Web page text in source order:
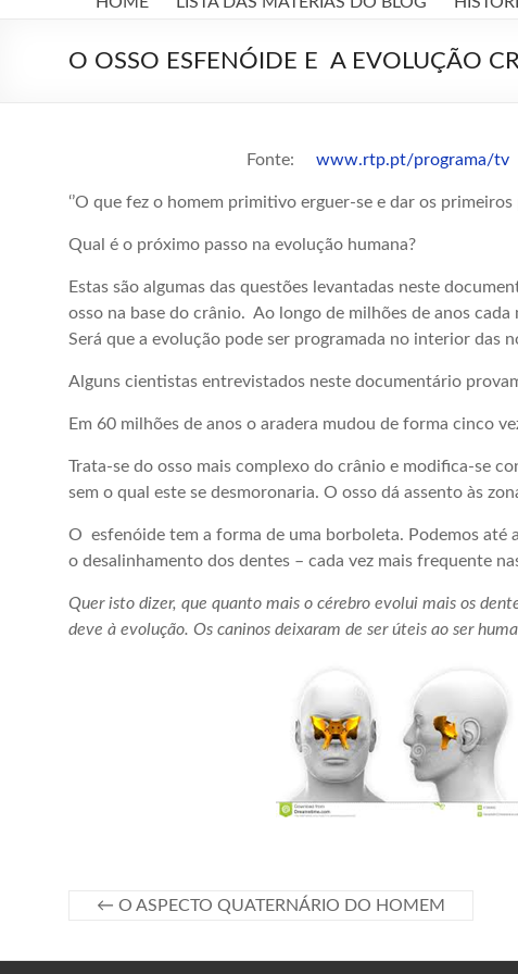
LUZ
O OSSO ESFENÓIDE E A EVOLUÇÃO
Fonte: www.rtp.pt/programa/tv
‘’O que fez o homem primitivo erguer-se e dar os primeiros
Qual é o próximo passo na evolução humana?
Estas são algumas das questões levantadas neste
osso na base do crânio. Ao longo de milhões de anos
Será que a evolução pode ser programada no interior das
Alguns cientistas entrevistados neste documentário
Em 60 milhões de anos o aradera mudou de forma cinco
Trata-se do osso mais complexo do crânio e modifica-se
sem o qual este se desmoronaria. O osso dá assento às
O esfenóide tem a forma de uma borboleta. Podemos até
o desalinhamento dos dentes – cada vez mais frequente
Quer isto dizer, que quanto mais o cérebro evolui mais os
deve à evolução. Os caninos deixaram de ser úteis ao ser
← O ASPECTO QUATERNÁRIO DO HOMEM